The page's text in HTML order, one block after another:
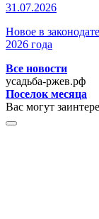
31.07.2026
Новое в
2026 года
Все новости
усадьба-ржев.рф
Поселок месяца
Вас могут